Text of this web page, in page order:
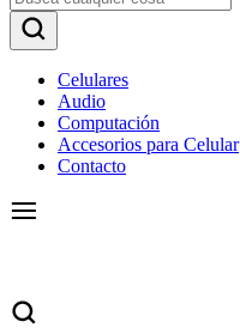
Celulares
Audio
Computación
Accesorios para Celular
Contacto